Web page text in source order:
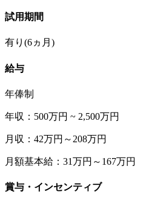
試用期間
有り(6ヵ月)
給与
年俸制
年収：500万円 ~ 2,500万円
月収：42万円～208万円
月額基本給：31万円～167万円
賞与・インセンティブ